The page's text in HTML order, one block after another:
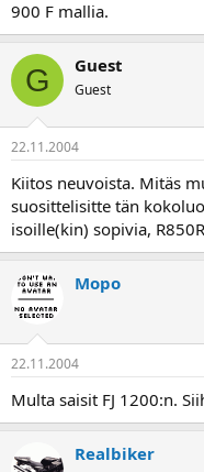
900 F mallia.
G Guest
Guest
22.11.2004
Kiitos neuvoista. Mitäs
suosittelisitte tän
isoille(kin) sopivia,
Mopo
22.11.2004
Multa saisit FJ 1200:n.
Realbiker